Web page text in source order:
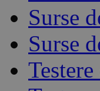
Surse
Surse